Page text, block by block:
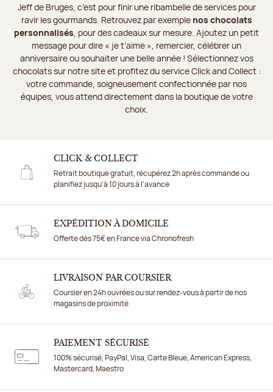
Jeff de Bruges, c’est pour finir une ribambelle de services pour
ravir les gourmands. Retrouvez par exemple nos chocolats
personnalisés, pour des cadeaux sur mesure. Ajoutez un petit
message pour dire « je t’aime », remercier, célébrer un
anniversaire ou souhaiter une belle année ! Sélectionnez vos
chocolats sur notre site et profitez du service Click and Collect :
votre commande, soigneusement confectionnée par nos
équipes, vous attend directement dans la boutique de votre
choix.
CLICK & COLLECT
Retrait boutique gratuit, récupérez 2h après commande ou
planifiez jusqu'à 10 jours à l'avance
EXPÉDITION À DOMICILE
Offerte dès 75€ en France via Chronofresh
LIVRAISON PAR COURSIER
Coursier en 24h ouvrées ou sur rendez-vous à partir de nos
magasins de proximité
PAIEMENT SÉCURISÉ
100% sécurisé, PayPal, Visa, Carte Bleue, American Express,
Mastercard, Maestro